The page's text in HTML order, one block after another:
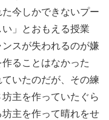
今しかできないプー
」とおもえる授業
スが失われるのが嫌
ることはなかった
いたのだが、その練
主を作っていたぐら
主を作って晴れをせ